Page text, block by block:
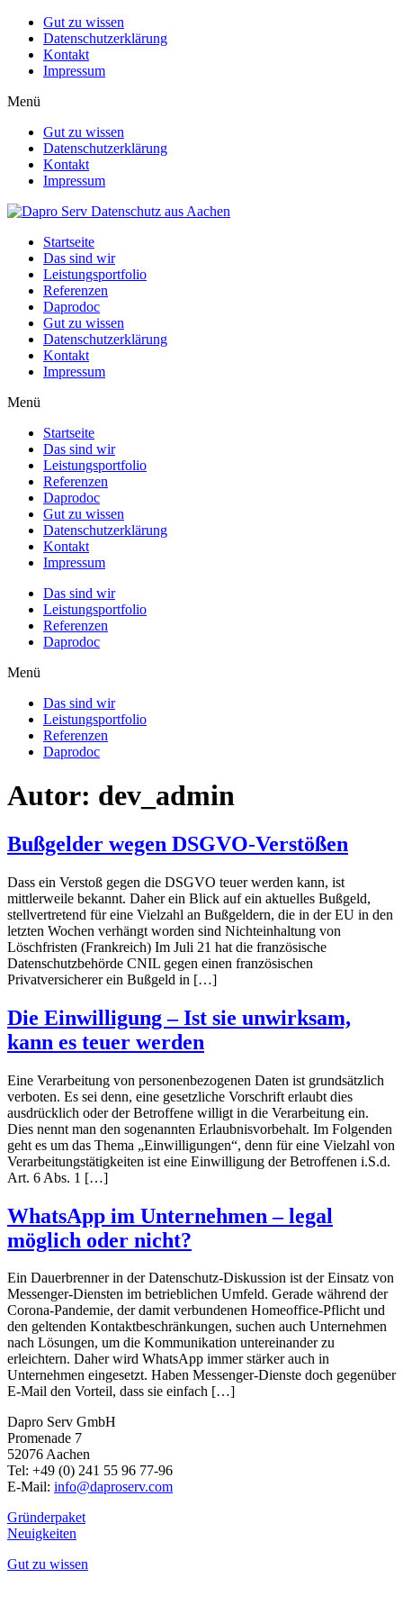
Gut zu wissen
Datenschutzerklärung
Kontakt
Impressum
Menü
Gut zu wissen
Datenschutzerklärung
Kontakt
Impressum
Startseite
Das sind wir
Leistungsportfolio
Referenzen
Daprodoc
Gut zu wissen
Datenschutzerklärung
Kontakt
Impressum
Menü
Startseite
Das sind wir
Leistungsportfolio
Referenzen
Daprodoc
Gut zu wissen
Datenschutzerklärung
Kontakt
Impressum
Das sind wir
Leistungsportfolio
Referenzen
Daprodoc
Menü
Das sind wir
Leistungsportfolio
Referenzen
Daprodoc
Autor: dev_admin
Bußgelder wegen DSGVO-Verstößen
Dass ein Verstoß gegen die DSGVO teuer werden kann, ist
mittlerweile bekannt. Daher ein Blick auf ein aktuelles Bußgeld,
stellvertretend für eine Vielzahl an Bußgeldern, die in der EU in den
letzten Wochen verhängt worden sind Nichteinhaltung von
Löschfristen (Frankreich) Im Juli 21 hat die französische
Datenschutzbehörde CNIL gegen einen französischen
Privatversicherer ein Bußgeld in […]
Die Einwilligung – Ist sie unwirksam,
kann es teuer werden
Eine Verarbeitung von personenbezogenen Daten ist grundsätzlich
verboten. Es sei denn, eine gesetzliche Vorschrift erlaubt dies
ausdrücklich oder der Betroffene willigt in die Verarbeitung ein.
Dies nennt man den sogenannten Erlaubnisvorbehalt. Im Folgenden
geht es um das Thema „Einwilligungen“, denn für eine Vielzahl von
Verarbeitungstätigkeiten ist eine Einwilligung der Betroffenen i.S.d.
Art. 6 Abs. 1 […]
WhatsApp im Unternehmen – legal
möglich oder nicht?
Ein Dauerbrenner in der Datenschutz-Diskussion ist der Einsatz von
Messenger-Diensten im betrieblichen Umfeld. Gerade während der
Corona-Pandemie, der damit verbundenen Homeoffice-Pflicht und
den geltenden Kontaktbeschränkungen, suchen auch Unternehmen
nach Lösungen, um die Kommunikation untereinander zu
erleichtern. Daher wird WhatsApp immer stärker auch in
Unternehmen eingesetzt. Haben Messenger-Dienste doch gegenüber
E-Mail den Vorteil, dass sie einfach […]
Dapro Serv GmbH
Promenade 7
52076 Aachen
Tel: +49 (0) 241 55 96 77-96
E-Mail: info@daproserv.com
Gründerpaket
Neuigkeiten
Gut zu wissen